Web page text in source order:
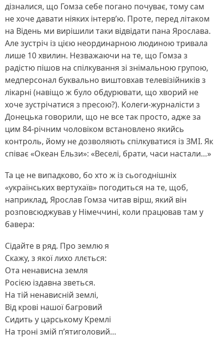
дізналися, що Гомза себе погано почуває, тому сам
не хоче давати ніяких інтерв’ю. Проте, перед літаком
на Відень ми вирішили таки відвідати пана Ярослава.
Але зустріч із цією неординарною людиною тривала
лише 10 хвилин. Незважаючи на те, що Гомза з
радістю пішов на спілкування зі знімальною групою,
медперсонал буквально виштовхав телевізійників з
лікарні (навіщо ж було обдурювати, що хворий не
хоче зустрічатися з пресою?). Колеги-журналісти з
Донецька говорили, що не все так просто, адже за
цим 84-річним чоловіком встановлено якийсь
контроль, йому не дозволяють спілкуватися із ЗМІ. Як
співає «Океан Ельзи»: «Веселі, брати, часи настали…»
Та це не випадково, бо хто ж із сьогоднішніх
«українських вертухаїв» погодиться на те, щоб,
наприклад, Ярослав Гомза читав вірш, який він
розповсюджував у Німеччині, коли працював там у
бавера:
Сідайте в ряд. Про землю я
Скажу, з якої лихо ллється:
Ота ненависна земля
Росією іздавна зветься.
На тій ненависній землі,
Від крові нашої багровий
Сидить у царському Кремлі
На троні змій п’ятиголовий…